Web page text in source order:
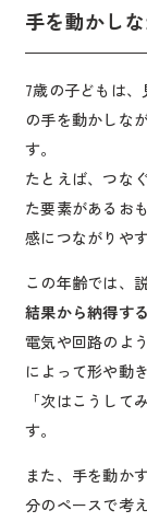
手を動かし
7歳の子どもは
の手を動かしな
す。
たとえば、つな
た要素があるお
感につながりや
この年齢では、
結果から納得す
電気や回路のよ
によって形や動
「次はこうして
す。
また、手を動か
分のペースで考